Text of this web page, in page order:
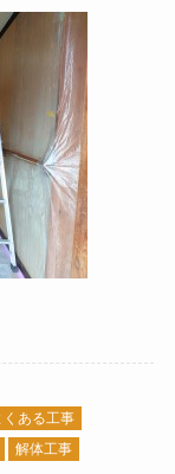
くある工事
解体工事